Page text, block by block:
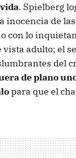
. Spielberg
inocencia de
con lo
vista adulto; el
del
de plano
para que el